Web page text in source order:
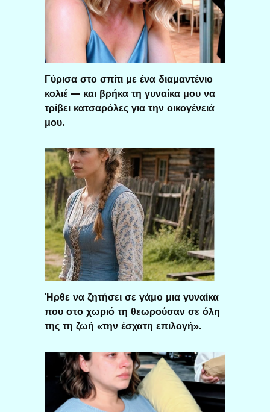
Γύρισα στο σπίτι με ένα διαμαντένιο
κολιέ — και βρήκα τη γυναίκα μου να
τρίβει κατσαρόλες για την οικογένειά
μου.
Ήρθε να ζητήσει σε γάμο μια γυναίκα
που στο χωριό τη θεωρούσαν σε όλη
της τη ζωή «την έσχατη επιλογή».